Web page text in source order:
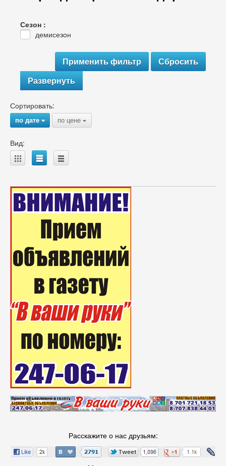
Сезон :
демисезон
Развернуть
Сортировать:
по дате{ по цене {
Вид:
A B C
Расскажите о нас друзьям: